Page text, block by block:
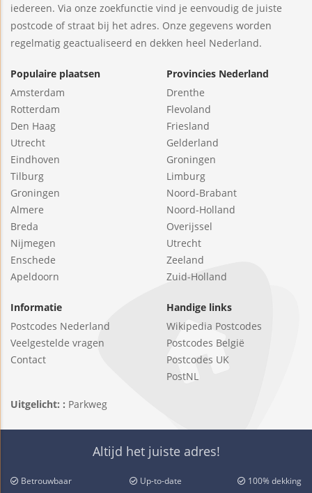
iedereen. Via onze zoekfunctie vind je eenvoudig de juiste
postcode of straat bij het adres. Onze gegevens worden
regelmatig geactualiseerd en dekken heel Nederland.
Populaire plaatsen
Amsterdam
Rotterdam
Den Haag
Utrecht
Eindhoven
Tilburg
Groningen
Almere
Breda
Nijmegen
Enschede
Apeldoorn
Provincies Nederland
Drenthe
Flevoland
Friesland
Gelderland
Groningen
Limburg
Noord-Brabant
Noord-Holland
Overijssel
Utrecht
Zeeland
Zuid-Holland
Informatie
Postcodes Nederland
Veelgestelde vragen
Contact
Handige links
Wikipedia Postcodes
Postcodes België
Postcodes UK
PostNL
Uitgelicht: : Parkweg
Altijd het juiste adres!
Betrouwbaar Up-to-date 100% dekking